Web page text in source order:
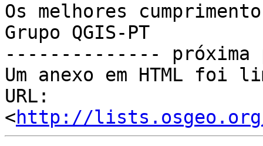
Os melhores
Grupo QGIS-PT
--------------
Um anexo em HTML foi
URL:
<http://lists.osgeo.org/